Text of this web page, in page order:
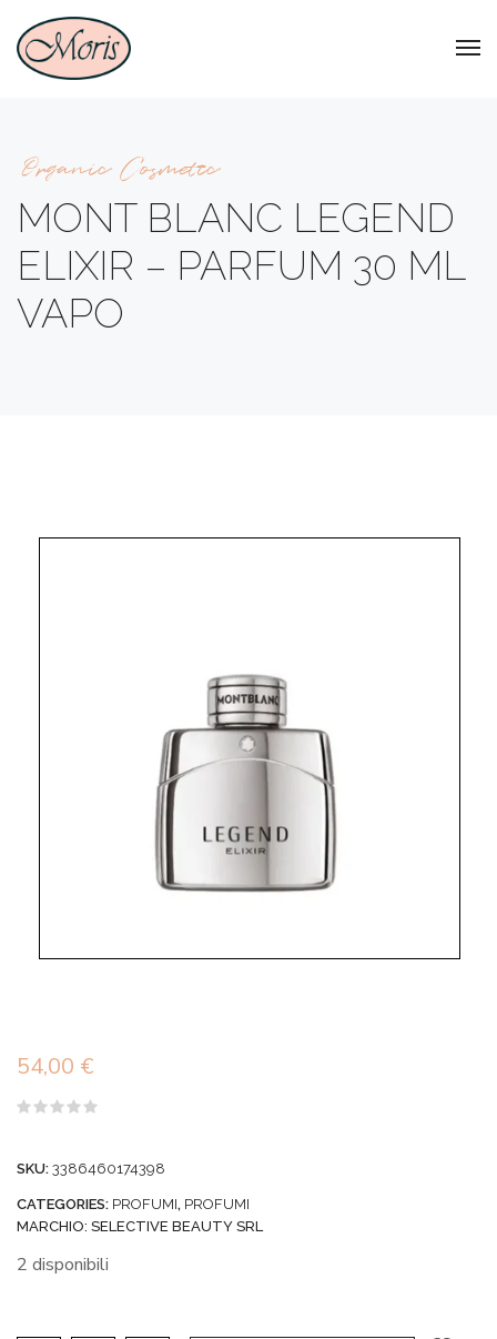
Organic Cosmetic
MONT BLANC LEGEND
ELIXIR – PARFUM 30 ML
VAPO
54,00 €
5
SKU: 3386460174398
CATEGORIES: PROFUMI, PROFUMI
MARCHIO: SELECTIVE BEAUTY SRL
2 disponibili